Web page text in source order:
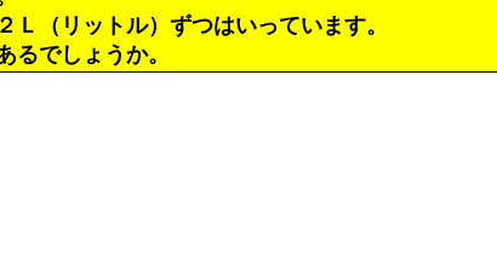
Ｌ（リットル）ずつはいっています。
るでしょうか。